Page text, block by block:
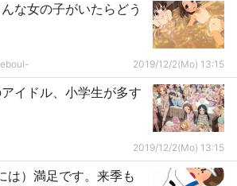
な女の子がいたらどう
2019/12/2(Mo) 13:15
アイドル、小学生が多す
2019/12/2(Mo) 13:15
は）満足です。来季も